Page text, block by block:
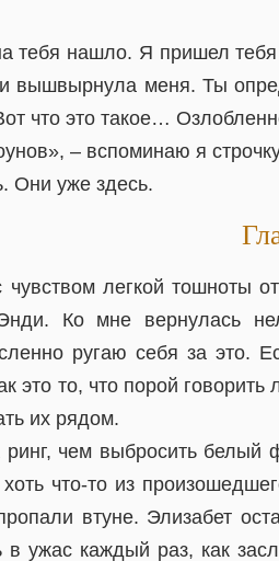
тебя нашло. Я пришел тебя
вышвырнула меня. Ты
что это такое…
– вспоминаю я
Они уже здесь.
легкой тошноты
Ко мне вернулась
ругаю себя за это.
это то, что порой
их рядом.
чем выбросить белый
что-то из
втуне. Элизабет
в ужас каждый раз, как